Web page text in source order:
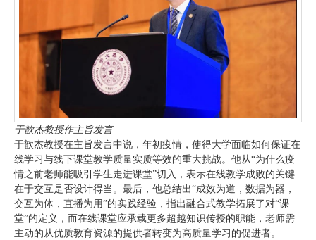
于歆杰教授作主旨发言
于歆杰教授在主旨发言中说，年初疫情，使得大学面临如何保证在
线学习与线下课堂教学质量实质等效的重大挑战。他从“为什么疫
情之前老师能吸引学生走进课堂”切入，表示在线教学成败的关键
在于交互是否设计得当。最后，他总结出“成效为道，数据为器，
交互为体，直播为用”的实践经验，指出融合式教学拓展了对“课
堂”的定义，而在线课堂应承载更多超越知识传授的职能，老师需
主动的从优质教育资源的提供者转变为高质量学习的促进者。